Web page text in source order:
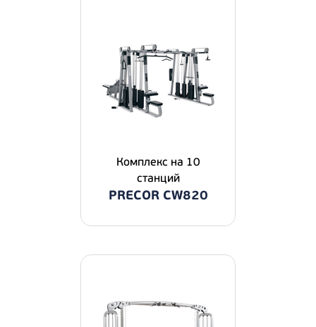
Комплекс на 10
станций
PRECOR CW820